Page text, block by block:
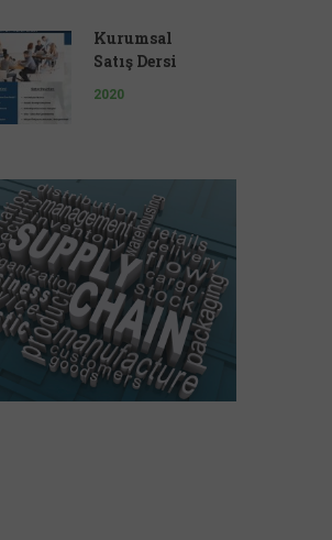
Kurumsal
Satış Dersi
2020